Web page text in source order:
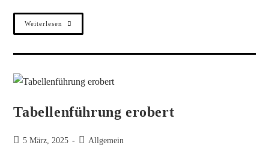
Weiterlesen
Tabellenführung erobert
5 März, 2025 Allgemein